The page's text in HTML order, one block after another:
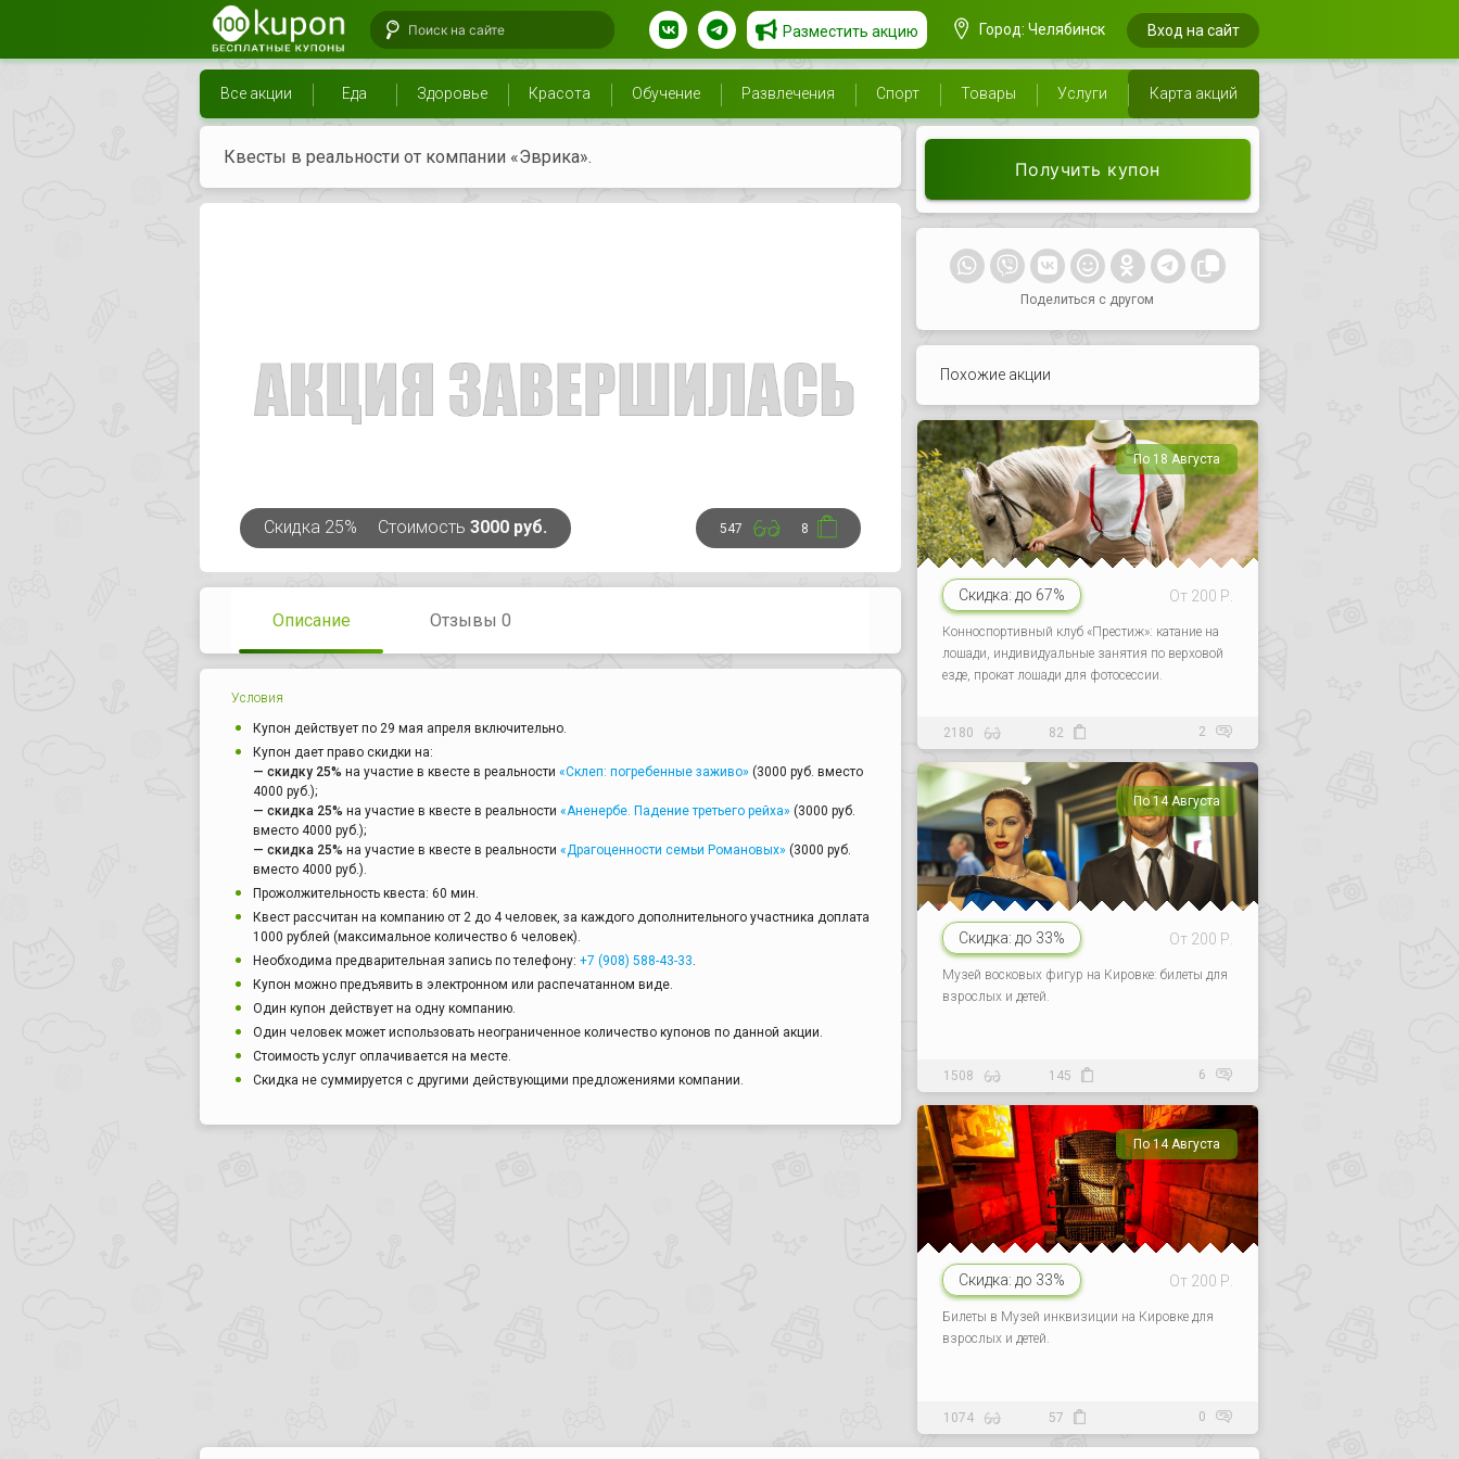
Разместить акцию Город: Челябинск Вход на сайт
Все акции Еда Здоровье Красота Обучение Развлечения Спорт Товары Услуги Карта акций
Квесты в реальности от компании «Эврика».
Скидка 25% Стоимость 3000 руб. 547 8
Описание Отзывы 0
Условия
Купон действует по 29 мая апреля включительно.
Купон дает право скидки на:
— скидку 25% на участие в квесте в реальности «Склеп: погребенные заживо» (3000 руб. вместо
4000 руб.);
— скидка 25% на участие в квесте в реальности «Аненербе. Падение третьего рейха» (3000 руб.
вместо 4000 руб.);
— скидка 25% на участие в квесте в реальности «Драгоценности семьи Романовых» (3000 руб.
вместо 4000 руб.).
Прожолжительность квеста: 60 мин.
Квест рассчитан на компанию от 2 до 4 человек, за каждого дополнительного участника доплата
1000 рублей (максимальное количество 6 человек).
Необходима предварительная запись по телефону: +7 (908) 588-43-33.
Купон можно предъявить в электронном или распечатанном виде.
Один купон действует на одну компанию.
Один человек может использовать неограниченное количество купонов по данной акции.
Стоимость услуг оплачивается на месте.
Скидка не суммируется с другими действующими предложениями компании.
Получить купон
Поделиться с другом
Похожие акции
По 18 Августа
Скидка: до 67% От 200 Р.
Конноспортивный клуб «Престиж»: катание на
лошади, индивидуальные занятия по верховой
езде, прокат лошади для фотосессии.
2180 82 2
По 14 Августа
Скидка: до 33% От 200 Р.
Музей восковых фигур на Кировке: билеты для
взрослых и детей.
1508 145 6
По 14 Августа
Скидка: до 33% От 200 Р.
Билеты в Музей инквизиции на Кировке для
взрослых и детей.
1074 57 0